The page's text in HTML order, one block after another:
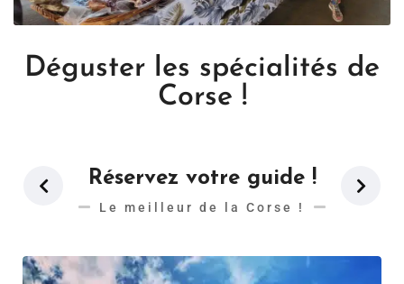
Déguster les spécialités de
Corse !
Réservez votre guide !
Le meilleur de la Corse !